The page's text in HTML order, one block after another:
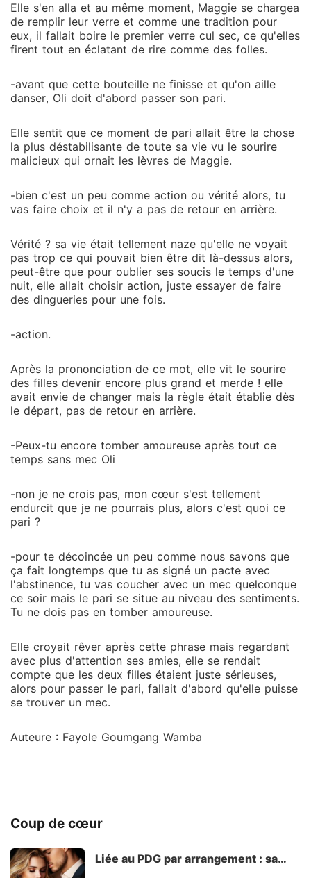
Elle s'en alla et au même moment, Maggie se chargea
de remplir leur verre et comme une tradition pour
eux, il fallait boire le premier verre cul sec, ce qu'elles
firent tout en éclatant de rire comme des folles.
-avant que cette bouteille ne finisse et qu'on aille
danser, Oli doit d'abord passer son pari.
Elle sentit que ce moment de pari allait être la chose
la plus déstabilisante de toute sa vie vu le sourire
malicieux qui ornait les lèvres de Maggie.
-bien c'est un peu comme action ou vérité alors, tu
vas faire choix et il n'y a pas de retour en arrière.
Vérité ? sa vie était tellement naze qu'elle ne voyait
pas trop ce qui pouvait bien être dit là-dessus alors,
peut-être que pour oublier ses soucis le temps d'une
nuit, elle allait choisir action, juste essayer de faire
des dingueries pour une fois.
-action.
Après la prononciation de ce mot, elle vit le sourire
des filles devenir encore plus grand et merde ! elle
avait envie de changer mais la règle était établie dès
le départ, pas de retour en arrière.
-Peux-tu encore tomber amoureuse après tout ce
temps sans mec Oli
-non je ne crois pas, mon cœur s'est tellement
endurcit que je ne pourrais plus, alors c'est quoi ce
pari ?
-pour te décoincée un peu comme nous savons que
ça fait longtemps que tu as signé un pacte avec
l'abstinence, tu vas coucher avec un mec quelconque
ce soir mais le pari se situe au niveau des sentiments.
Tu ne dois pas en tomber amoureuse.
Elle croyait rêver après cette phrase mais regardant
avec plus d'attention ses amies, elle se rendait
compte que les deux filles étaient juste sérieuses,
alors pour passer le pari, fallait d'abord qu'elle puisse
se trouver un mec.
Auteure : Fayole Goumgang Wamba
Coup de cœur
Liée au PDG par arrangement : sa